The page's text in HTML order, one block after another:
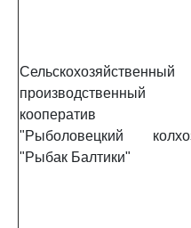
Сельскохозяйственный
производственный
кооператив
"Рыболовецкий
"Рыбак Балтики"